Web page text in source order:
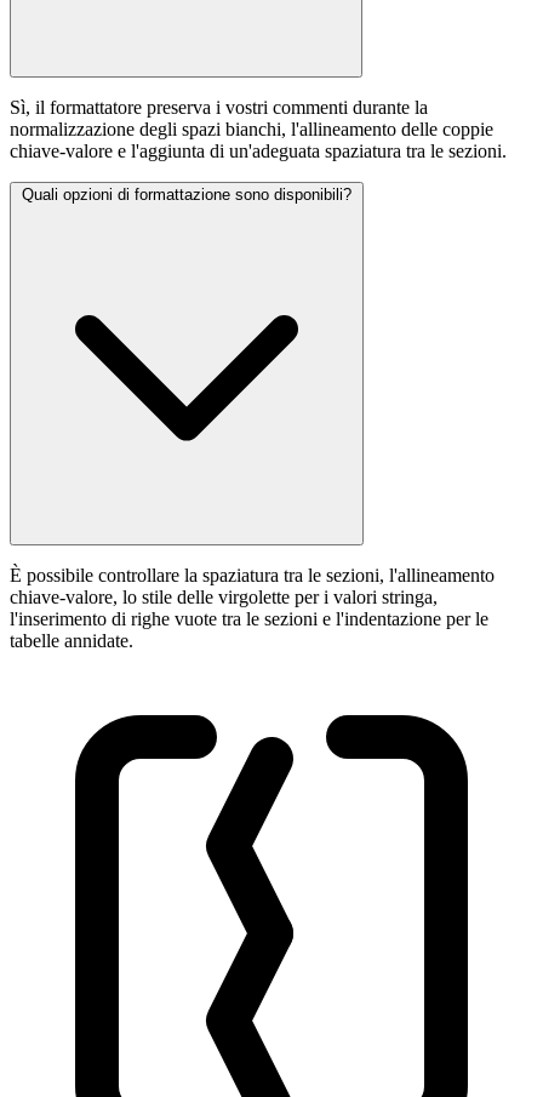
Sì, il formattatore preserva i vostri commenti durante la
normalizzazione degli spazi bianchi, l'allineamento delle coppie
chiave-valore e l'aggiunta di un'adeguata spaziatura tra le sezioni.
Quali opzioni di formattazione sono disponibili?
È possibile controllare la spaziatura tra le sezioni, l'allineamento
chiave-valore, lo stile delle virgolette per i valori stringa,
l'inserimento di righe vuote tra le sezioni e l'indentazione per le
tabelle annidate.